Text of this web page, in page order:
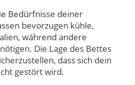
Bedürfnisse deiner
bevorzugen kühle,
während andere
Die Lage des Bettes
dass sich dein
gestört wird.